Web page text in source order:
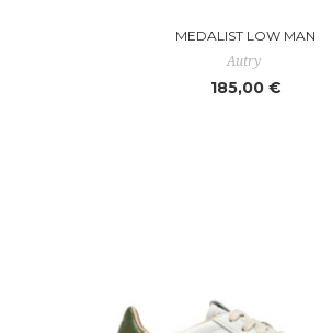
MEDALIST LOW MAN
Autry
185,00 €